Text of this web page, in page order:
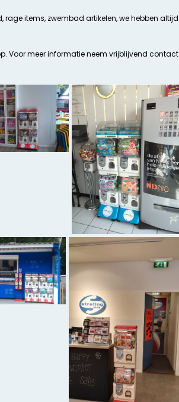
items, zwembad artikelen, we hebben altijd
Voor meer informatie neem vrijblijvend contact